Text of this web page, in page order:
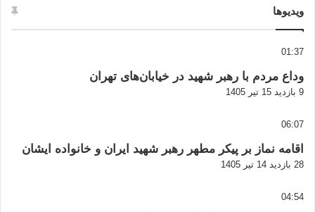
ویدیوها
01:37
وداع مردم با رهبر شهید در خیابان‌های تهران
9 بازدید 15 تیر 1405
06:07
اقامه نماز بر پیکر مطهر رهبر شهید ایران و خانواده ایشان
28 بازدید 14 تیر 1405
04:54